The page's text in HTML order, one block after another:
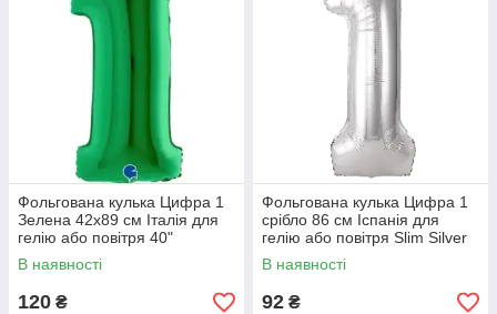
Фольгована кулька Цифра 1
Зелена 42x89 см Італія для
гелію або повітря 40"
В наявності
120 ₴
Фольгована кулька Цифра 1
срібло 86 см Іспанія для
гелію або повітря Slim Silver
34"
В наявності
92 ₴